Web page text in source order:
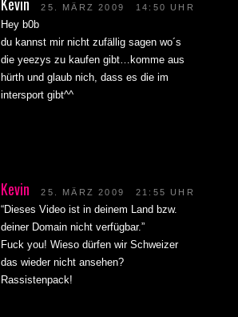
25. MÄRZ 2009 14:50 UHR
Hey b0b
du kannst mir nicht zufällig sagen wo´s
die yeezys zu kaufen gibt…komme aus
hürth und glaub nich, dass es die im
intersport gibt^^
Kevin 25. MÄRZ 2009 21:55 UHR
“Dieses Video ist in deinem Land bzw.
deiner Domain nicht verfügbar.”
Fuck you! Wieso dürfen wir Schweizer
das wieder nicht ansehen?
Rassistenpack!